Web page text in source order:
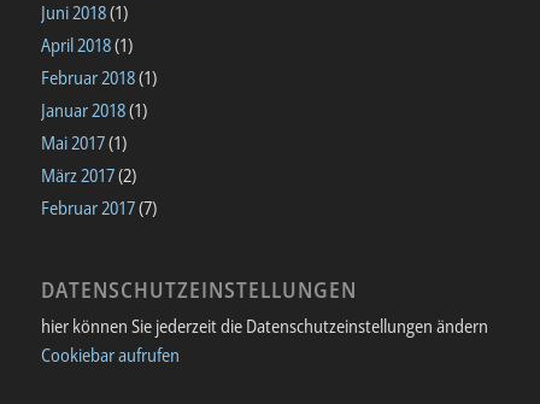
Juni 2018(1)
April 2018(1)
Februar 2018(1)
Januar 2018(1)
Mai 2017(1)
März 2017(2)
Februar 2017(7)
DATENSCHUTZEINSTELLUNGEN
hier können Sie jederzeit die Datenschutzeinstellungen ändern
Cookiebar aufrufen